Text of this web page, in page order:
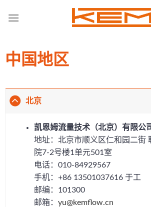
中国地区
北京
凯恩姆流量技术（北京）有限公
地址：北京市顺义区仁和园二街
院7-2号楼1单元501室
电话：010-84929567
手机：+86 13501037616 于工
邮编：101300
邮箱：yu@kemflow.cn